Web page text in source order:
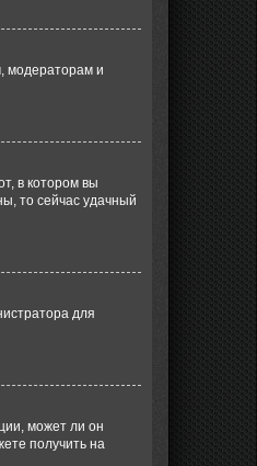
модераторам и
в котором вы
то сейчас удачный
для
может ли он
получить на